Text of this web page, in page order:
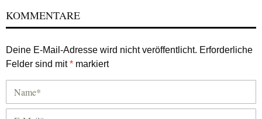
KOMMENTARE
Deine E-Mail-Adresse wird nicht veröffentlicht. Erforderliche
Felder sind mit* markiert